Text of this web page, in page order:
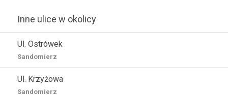
Inne ulice w okolicy
Ul. Ostrówek
Sandomierz
Ul. Krzyżowa
Sandomierz